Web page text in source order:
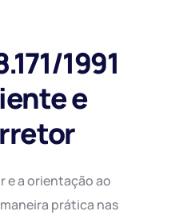
1991
e
e a orientação ao
prática nas